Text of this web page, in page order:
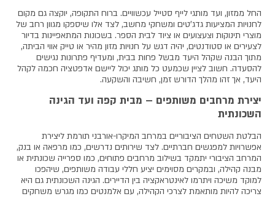
החל ממזון, ועד מותגי לייף סטייל עכשוויים. ברוח התקופה, יוקצה גם מקום
לחנויות המציעות גדג'טים ומשחקי מחשב, לצד אלו שיספקו מגוון רחב של
מוצרי תינוקות וצעצועים או ציוד לבית הספר. בשכונות המתאפיינות בדיור
לצעירים או סטודנטים, יהיה דגש על חנויות מזון מהיר או טייק אווי הביתה,
מתוך הבנה שקהל היעד מבשל פחות בבית, ומעדיף פתרונות נגישים
להסעדה. חשוב לציין שכמעט כל מותג יכול ליישם אדפטציה חכמה לקהל
היעד, אך זהו מהלך הדורש זמן, חשיבה והשקעה.
יצירת מרחבים משותפים – מבית קפה ועד הגינה
השכונתית
הבלטת השטחים הציבוריים במרחב המיקרו-אורבני תורמת ליצירת
אפשרויות למפגשים חברתיים. לצד שירותים נדרשים, כמו מרפאה או בנק,
המרחב הציבורי יתמקד בשילוב מרחבים פתוחים, כמו ספרייה שכונתית או
מבנה קהילה, ובמקרים מסוימים יציע חללי עבודה משותפים, שיהפכו
למוקד משיכה ויתרמו לאינטראקציה בין הדיירים. הגינה השכונתית גם היא
צריכה להיות מותאמת לצרכי הקהילה, עם אלמנטים כמו מגרש משחקים